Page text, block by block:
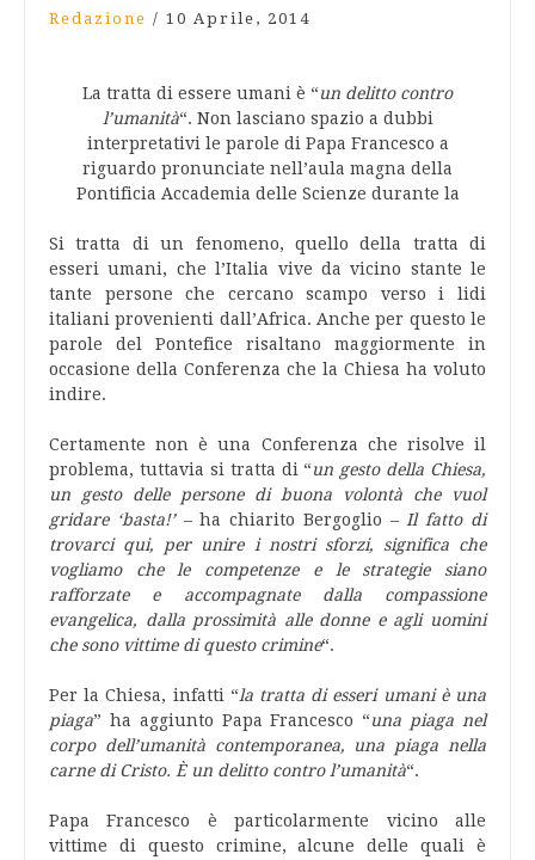
Redazione / 10 Aprile, 2014
La tratta di essere umani è “un delitto contro
l’umanità“. Non lasciano spazio a dubbi
interpretativi le parole di Papa Francesco a
riguardo pronunciate nell’aula magna della
Pontificia Accademia delle Scienze durante la
Si tratta di un fenomeno, quello della tratta di
esseri umani, che l’Italia vive da vicino stante le
tante persone che cercano scampo verso i lidi
italiani provenienti dall’Africa. Anche per questo le
parole del Pontefice risaltano maggiormente in
occasione della Conferenza che la Chiesa ha voluto
indire.
Certamente non è una Conferenza che risolve il
problema, tuttavia si tratta di “un gesto della Chiesa,
un gesto delle persone di buona volontà che vuol
gridare ‘basta!’– ha chiarito Bergoglio –Il fatto di
trovarci qui, per unire i nostri sforzi, significa che
vogliamo che le competenze e le strategie siano
rafforzate e accompagnate dalla compassione
evangelica, dalla prossimità alle donne e agli uomini
che sono vittime di questo crimine“.
Per la Chiesa, infatti “la tratta di esseri umani è una
piaga” ha aggiunto Papa Francesco “una piaga nel
corpo dell’umanità contemporanea, una piaga nella
carne di Cristo. È un delitto contro l’umanità“.
Papa Francesco è particolarmente vicino alle
vittime di questo crimine, alcune delle quali è